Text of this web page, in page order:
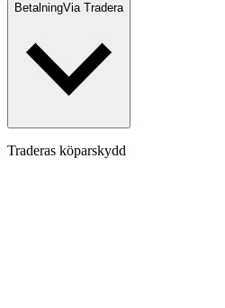
BetalningVia Tradera
Traderas köparskydd